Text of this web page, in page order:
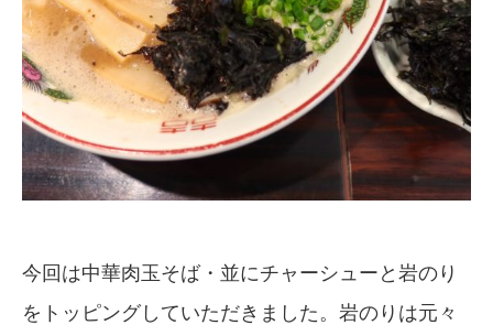
今回は中華肉玉そば・並にチャーシューと岩のり
をトッピングしていただきました。岩のりは元々